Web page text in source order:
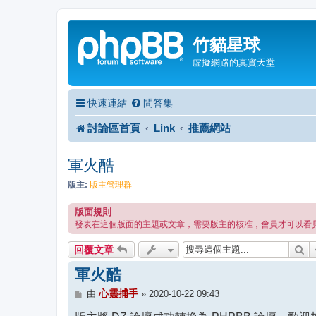
竹貓星球
虛擬網路的真實天堂
快速連結 問答集
討論區首頁 Link 推薦網站
軍火酷
版主: 版主管理群
版面規則
發表在這個版面的主題或文章，需要版主的核准，會員才可以看
回覆文章
軍火酷
文
由 心靈捕手» 2020-10-22 09:43